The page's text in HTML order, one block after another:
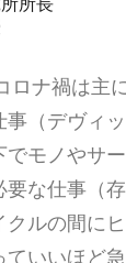
所長
ロナ禍は主
（デヴィ
モノやサ
な仕事（
クルの間に
いいほど